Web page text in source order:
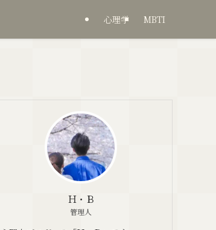
心理学 MBTI
Ｈ・Ｂ
管理人